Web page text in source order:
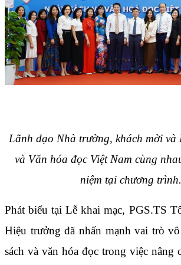
Lãnh đạo Nhà trường, khách mời và
và Văn hóa đọc Việt Nam cùng
niệm tại chương trình.
Phát biểu tại Lễ khai mạc, PGS.TS
Hiệu trưởng đã nhấn mạnh vai trò
sách và văn hóa đọc trong việc nâng